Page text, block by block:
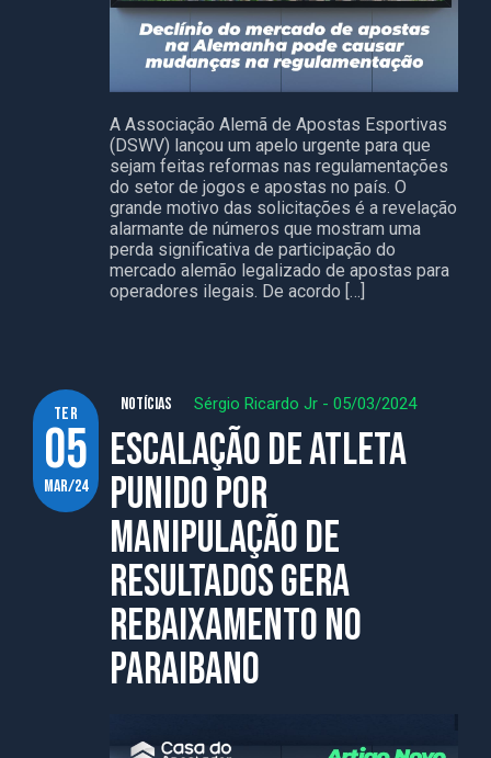
A Associação Alemã de Apostas Esportivas
(DSWV) lançou um apelo urgente para que
sejam feitas reformas nas regulamentações
do setor de jogos e apostas no país. O
grande motivo das solicitações é a revelação
alarmante de números que mostram uma
perda significativa de participação do
mercado alemão legalizado de apostas para
operadores ilegais. De acordo […]
ter
05
mar/24
NOTÍCIAS Sérgio Ricardo Jr - 05/03/2024
Escalação de atleta
punido por
manipulação de
resultados gera
rebaixamento no
Paraibano